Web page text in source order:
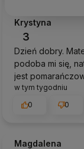
Krystyna
3
Dzień dobry.
podoba mi się,
jest
w tym tygodniu
0
0
Magdalena